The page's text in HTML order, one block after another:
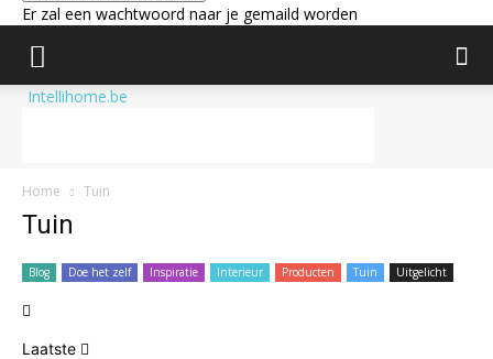
Er zal een wachtwoord naar je gemaild worden
Intellihome.be
Home Tuin
Tuin
Blog Doe het zelf Inspiratie Interieur Producten Tuin Uitgelicht
Laatste